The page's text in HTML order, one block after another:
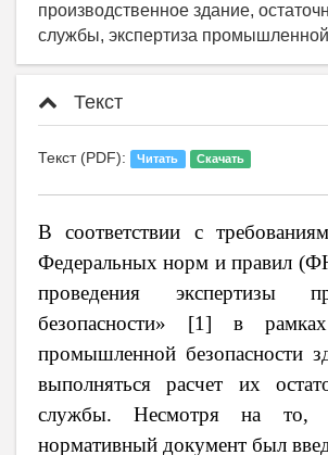
производственное здание,
службы, экспертиза
Текст
Текст (PDF): Читать Скачать
В соответствии с
Федеральных норм и правил
проведения экспертизы
безопасности» [1] в
промышленной безопасности
выполняться расчет их
службы. Несмотря на то,
нормативный документ был